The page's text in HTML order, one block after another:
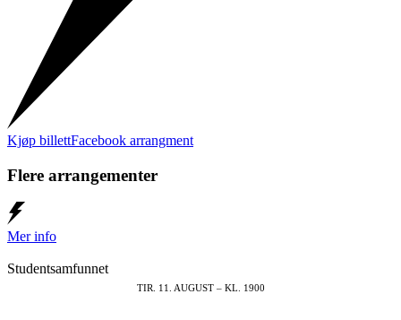
Kjøp billettFacebook arrangment
Flere arrangementer
Mer info
Studentsamfunnet
TIR. 11. AUGUST – KL. 1900